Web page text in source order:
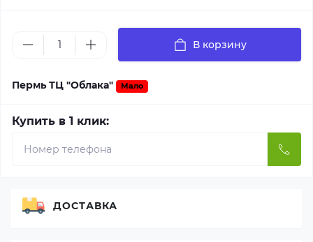
В корзину
Пермь ТЦ "Облака" Мало
Купить в 1 клик:
ДОСТАВКА